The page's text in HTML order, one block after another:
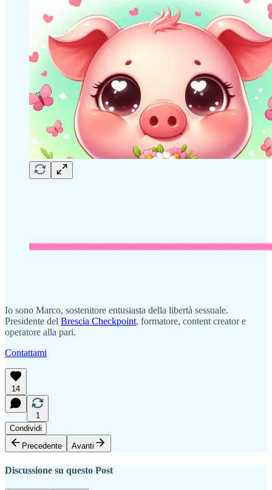
Io sono Marco, sostenitore entusiasta della libertà sessuale.
Presidente del Brescia Checkpoint, formatore, content creator e
operatore alla pari.
Contattami
14
1
Condividi
Precedente
Avanti
Discussione su questo Post